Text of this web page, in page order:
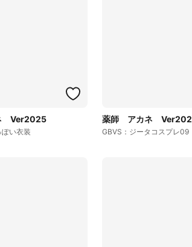
Ver2025
い衣装
薬師 アカネ
GBVS：ジータコスプレ09